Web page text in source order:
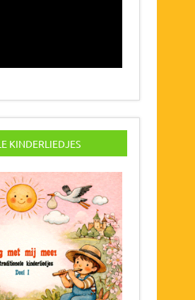
KINDERLIEDJES